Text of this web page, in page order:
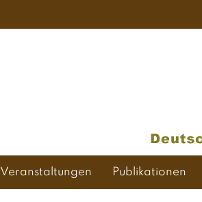
Veranstaltungen Publikationen